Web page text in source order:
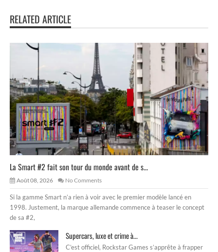
RELATED ARTICLE
La Smart #2 fait son tour du monde avant de s...
Août 08, 2026 No Comments
Si la gamme Smart n’a rien à voir avec le premier modèle lancé en
1998. Justement, la marque allemande commence à teaser le concept
de sa #2,
Supercars, luxe et crime à...
C’est officiel, Rockstar Games s’apprête à frapper